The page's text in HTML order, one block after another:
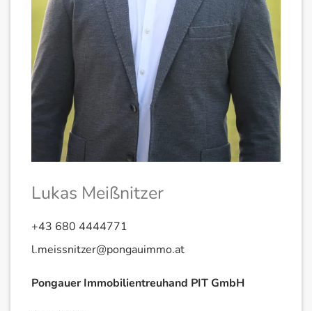
Lukas Meißnitzer
+43 680 4444771
l.meissnitzer@pongauimmo.at
Pongauer Immobilientreuhand PIT GmbH